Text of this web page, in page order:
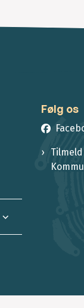
Følg os